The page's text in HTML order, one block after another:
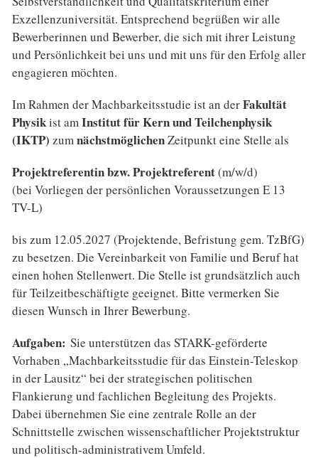
Exzellenzuniversität. Entsprechend begrüßen wir alle
Bewerberinnen und Bewerber, die sich mit ihrer Leistung
und Persönlichkeit bei uns und mit uns für den Erfolg aller
engagieren möchten.
Im Rahmen der Machbarkeitsstudie ist an derFakultät
Physikist amInstitut für Kern und Teilchenphysik
(IKTP) zumnächstmöglichenZeitpunkt eine Stelle als
Projektreferentin bzw. Projektreferent(m/w/d)
(bei Vorliegen der persönlichen Voraussetzungen E 13
TV-L)
bis zum 12.05.2027 (Projektende, Befristung gem. TzBfG)
zu besetzen. Die Vereinbarkeit von Familie und Beruf hat
einen hohen Stellenwert. Die Stelle ist grundsätzlich auch
für Teilzeitbeschäftigte geeignet. Bitte vermerken Sie
diesen Wunsch in Ihrer Bewerbung.
Aufgaben: Sie unterstützen das STARK-geförderte
Vorhaben „Machbarkeitsstudie für das Einstein-Teleskop
in der Lausitz“ bei der strategischen politischen
Flankierung und fachlichen Begleitung des Projekts.
Dabei übernehmen Sie eine zentrale Rolle an der
Schnittstelle zwischen wissenschaftlicher Projektstruktur
und politisch-administrativem Umfeld.